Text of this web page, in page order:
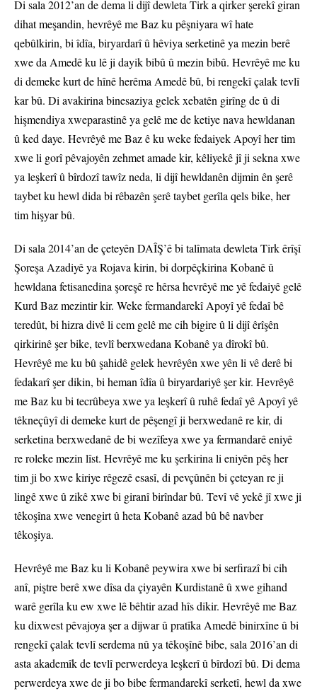
Di sala 2012’an de dema li dijî dewleta Tirk a qirker şerekî giran
dihat meşandin, hevrêyê me Baz ku pêşniyara wî hate
qebûlkirin, bi îdîa, biryardarî û hêviya serketinê ya mezin berê
xwe da Amedê ku lê ji dayik bibû û mezin bibû. Hevrêyê me ku
di demeke kurt de hînê herêma Amedê bû, bi rengekî çalak tevlî
kar bû. Di avakirina binesaziya gelek xebatên girîng de û di
hişmendiya xweparastinê ya gelê me de ketiye nava hewldanan
û ked daye. Hevrêyê me Baz ê ku weke fedaiyek Apoyî her tim
xwe li gorî pêvajoyên zehmet amade kir, kêliyekê jî ji sekna xwe
ya leşkerî û bîrdozî tawîz neda, li dijî hewldanên dijmin ên şerê
taybet ku hewl dida bi rêbazên şerê taybet gerîla qels bike, her
tim hişyar bû.
Di sala 2014’an de çeteyên DAÎŞ’ê bi talîmata dewleta Tirk êrîşî
Şoreşa Azadiyê ya Rojava kirin, bi dorpêçkirina Kobanê û
hewldana fetisanedina şoreşê re hêrsa hevrêyê me yê fedaiyê gelê
Kurd Baz mezintir kir. Weke fermandarekî Apoyî yê fedaî bê
teredût, bi hizra divê li cem gelê me cih bigire û li dijî êrîşên
qirkirinê şer bike, tevlî berxwedana Kobanê ya dîrokî bû.
Hevrêyê me ku bû şahidê gelek hevrêyên xwe yên li vê derê bi
fedakarî şer dikin, bi heman îdîa û biryardariyê şer kir. Hevrêyê
me Baz ku bi tecrûbeya xwe ya leşkerî û ruhê fedaî yê Apoyî yê
têkneçûyî di demeke kurt de pêşengî ji berxwedanê re kir, di
serketina berxwedanê de bi wezîfeya xwe ya fermandarê eniyê
re roleke mezin lîst. Hevrêyê me ku şerkirina li eniyên pêş her
tim ji bo xwe kiriye rêgezê esasî, di pevçûnên bi çeteyan re ji
lingê xwe û zikê xwe bi giranî birîndar bû. Tevî vê yekê jî xwe ji
têkoşîna xwe venegirt û heta Kobanê azad bû bê navber
têkoşiya.
Hevrêyê me Baz ku li Kobanê peywira xwe bi serfirazî bi cih
anî, piştre berê xwe dîsa da çiyayên Kurdistanê û xwe gihand
warê gerîla ku ew xwe lê bêhtir azad hîs dikir. Hevrêyê me Baz
ku dixwest pêvajoya şer a dijwar û pratîka Amedê binirxîne û bi
rengekî çalak tevlî serdema nû ya têkoşînê bibe, sala 2016’an di
asta akademîk de tevlî perwerdeya leşkerî û bîrdozî bû. Di dema
perwerdeya xwe de ji bo bibe fermandarekî serketî, hewl da xwe